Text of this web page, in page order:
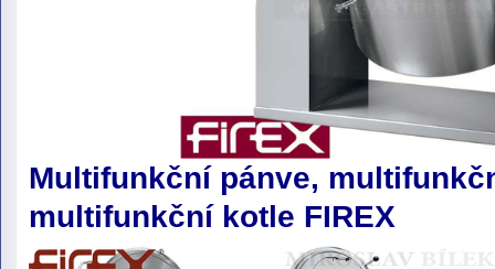
Multifunkční pánve,
multifunkční kotle FIREX